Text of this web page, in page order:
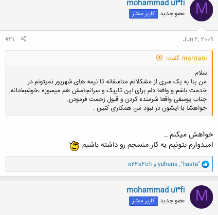
ش
ه
ا
M
mohammad u3fi
عضو جدید کاربر ممتاز
Jun 2, 2009
#21
mahtabi گفت:
سلام
من بنا به یک سری از مشکلاتم متاسفانه تا نیمه های شهریور نمیتونم در
خدمت باشم و واقعا دلم برای این تاپیک و سرانجامش هم میسوزه ،خوشبختانه
جناب یوسفی واقعا شرمنده کردن و قبول زحمت فرمودن.
خواهشا با ایشون در نبود من همکاری کنین .
خواهش میکنم ..
امیدوارم بتونیم یه کار منسجم رو داشته باشیم
و
ا
ک
ن
ش
ه
ا
"hasta"
,
yuhana وs22a2ch
M
mohammad u3fi
عضو جدید کاربر ممتاز